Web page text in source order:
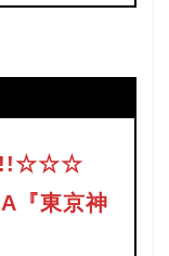
!!☆☆☆
『東京神